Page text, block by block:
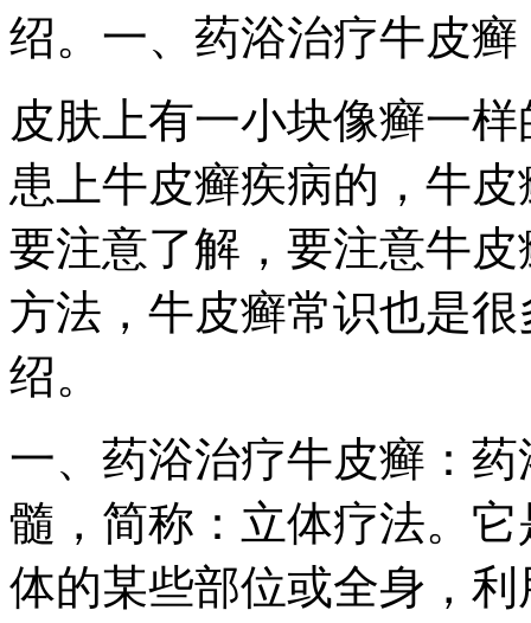
绍。一、药浴治疗牛皮癣
皮肤上有一小块像癣一
患上牛皮癣疾病的，牛
要注意了解，要注意牛
方法，牛皮癣常识也是
绍。
一、药浴治疗牛皮癣：
髓，简称：立体疗法。
体的某些部位或全身，